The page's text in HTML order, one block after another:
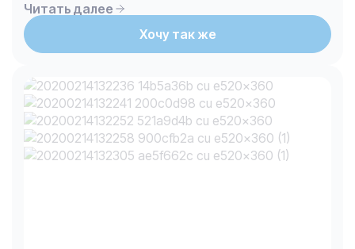
Читать далее
Хочу так же